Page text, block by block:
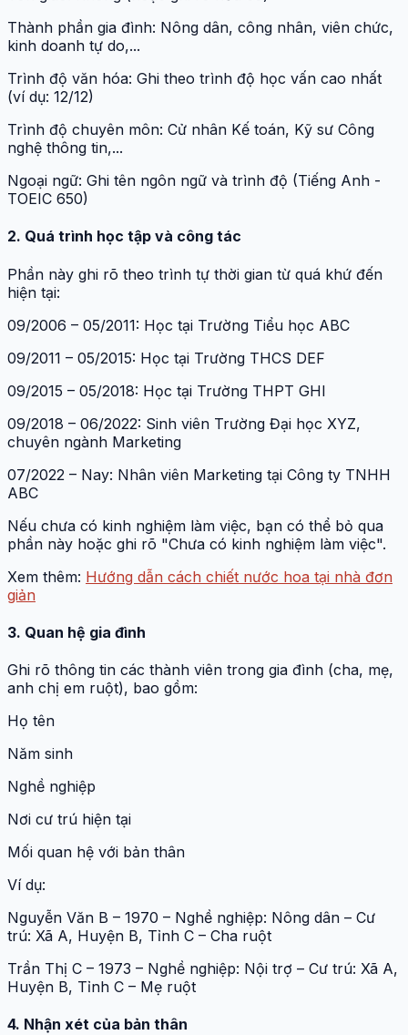
Thành phần gia đình: Nông dân, công nhân, viên chức,
kinh doanh tự do,...
Trình độ văn hóa: Ghi theo trình độ học vấn cao nhất
(ví dụ: 12/12)
Trình độ chuyên môn: Cử nhân Kế toán, Kỹ sư Công
nghệ thông tin,...
Ngoại ngữ: Ghi tên ngôn ngữ và trình độ (Tiếng Anh -
TOEIC 650)
2. Quá trình học tập và công tác
Phần này ghi rõ theo trình tự thời gian từ quá khứ đến
hiện tại:
09/2006 – 05/2011: Học tại Trường Tiểu học ABC
09/2011 – 05/2015: Học tại Trường THCS DEF
09/2015 – 05/2018: Học tại Trường THPT GHI
09/2018 – 06/2022: Sinh viên Trường Đại học XYZ,
chuyên ngành Marketing
07/2022 – Nay: Nhân viên Marketing tại Công ty TNHH
ABC
Nếu chưa có kinh nghiệm làm việc, bạn có thể bỏ qua
phần này hoặc ghi rõ "Chưa có kinh nghiệm làm việc".
Xem thêm: Hướng dẫn cách chiết nước hoa tại nhà đơn
giản
3. Quan hệ gia đình
Ghi rõ thông tin các thành viên trong gia đình (cha, mẹ,
anh chị em ruột), bao gồm:
Họ tên
Năm sinh
Nghề nghiệp
Nơi cư trú hiện tại
Mối quan hệ với bản thân
Ví dụ:
Nguyễn Văn B – 1970 – Nghề nghiệp: Nông dân – Cư
trú: Xã A, Huyện B, Tỉnh C – Cha ruột
Trần Thị C – 1973 – Nghề nghiệp: Nội trợ – Cư trú: Xã A,
Huyện B, Tỉnh C – Mẹ ruột
4. Nhận xét của bản thân